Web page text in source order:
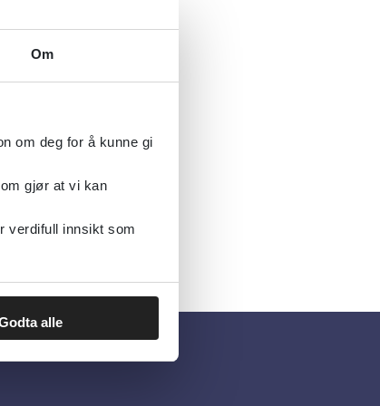
Om
om deg for å kunne gi
gjør at vi kan
verdifull innsikt som
alle